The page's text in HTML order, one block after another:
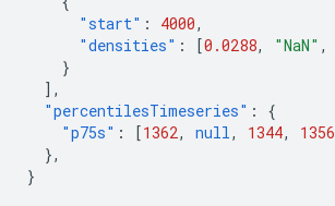
"start" : 4000,
"densities" : [0.0288, "NaN" ,
}
],
"percentilesTimeseries" :
{
"p75s" : [1362, null, 1344, 1356
},
}